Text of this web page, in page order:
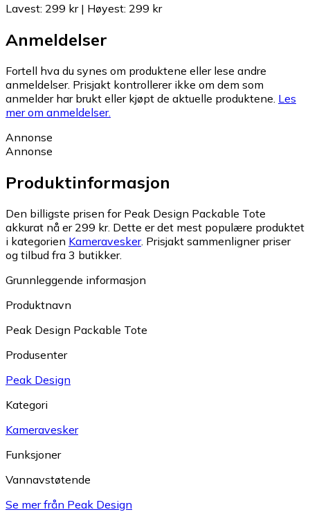
Lavest: 299 kr| Høyest: 299 kr
Anmeldelser
Fortell hva du synes om produktene eller lese andre
anmeldelser. Prisjakt kontrollerer ikke om dem som
anmelder har brukt eller kjøpt de aktuelle produktene. Les
mer om anmeldelser.
Annonse
Annonse
Produktinformasjon
Den billigste prisen for Peak Design Packable Tote
akkurat nå er 299 kr. Dette er det mest populære produktet
i kategorien Kameravesker. Prisjakt sammenligner priser
og tilbud fra 3 butikker.
Grunnleggende informasjon
Produktnavn
Peak Design Packable Tote
Produsenter
Peak Design
Kategori
Kameravesker
Funksjoner
Vannavstøtende
Se mer från Peak Design